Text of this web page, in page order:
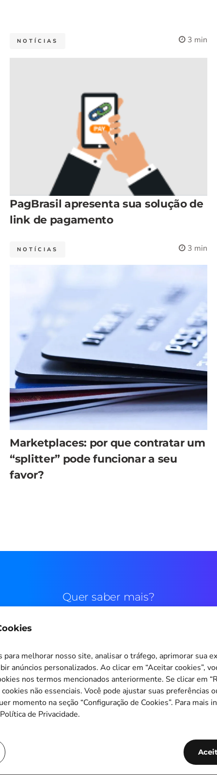
NOTÍCIAS 3 min
PagBrasil apresenta sua solução de
link de pagamento
NOTÍCIAS 3 min
Marketplaces: por que contratar um
“splitter” pode funcionar a seu
favor?
para melhorar nosso site, analisar o tráfego, aprimorar sua
anúncios personalizados. Ao clicar em “Aceitar cookies”,
nos termos mencionados anteriormente. Se clicar em
não essenciais. Você pode ajustar suas preferências
momento na seção “Configuração de Cookies”. Para mais
de Privacidade.
Quer saber mais?
Configuração de Cookies